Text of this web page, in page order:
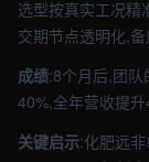
选型按真实工况精
交期节点透明化,
成绩:8个月后,团
40%,全年营收提
关键启示:化肥远